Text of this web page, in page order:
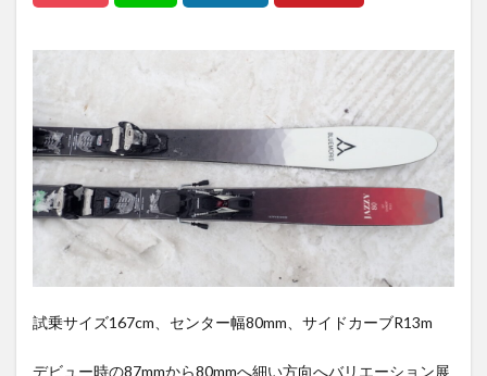
試乗サイズ167cm、センター幅80mm、サイドカーブR13m
デビュー時の87mmから80mmへ細い方向へバリエーション展